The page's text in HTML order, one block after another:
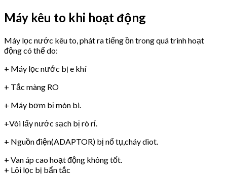
Máy kêu to khi hoạt động
Máy lọc nước kêu to, phát ra tiếng ồn trong quá trình hoạt
động có thể do:
+ Máy lọc nước bị e khí
+ Tắc màng RO
+ Máy bơm bị mòn bi.
+Vòi lấy nước sạch bị rò rỉ.
+ Nguồn điện(ADAPTOR) bị nổ tụ,cháy diot.
+ Van áp cao hoạt động không tốt.
+ Lõi lọc bị bẩn tắc